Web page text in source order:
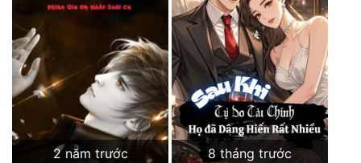
2 năm trước
8 tháng trước